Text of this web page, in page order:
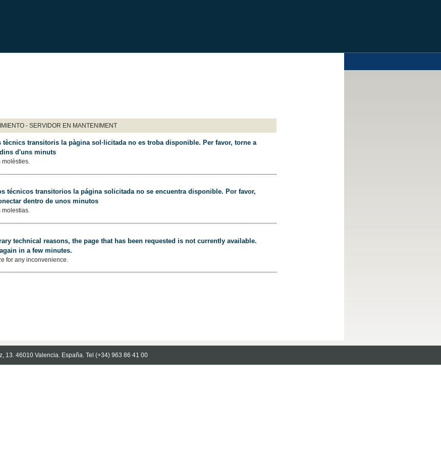
- SERVIDOR EN MANTENIMENT
tècnics transitoris la pàgina sol·licitada no es troba disponible. Per favor, torne a
d'uns minuts
molèsties.
técnicos transitorios la página solicitada no se encuentra disponible. Por favor,
dentro de unos minutos
molestias.
technical reasons, the page that has been requested is not currently available.
in a few minutes.
for any inconvenience.
13. 46010 Valencia. España. Tel (+34) 963 86 41 00